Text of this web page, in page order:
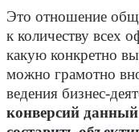
Это отношение
к количеству всех
какую конкретно
можно грамотно
ведения бизнес-
конверсий данный